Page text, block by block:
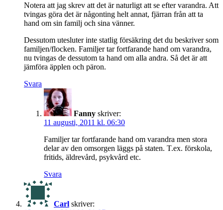
Notera att jag skrev att det är naturligt att se efter varandra. Att
tvingas göra det är någonting helt annat, fjärran från att ta
hand om sin familj och sina vänner.
Dessutom utesluter inte statlig försäkring det du beskriver som
familjen/flocken. Familjer tar fortfarande hand om varandra,
nu tvingas de dessutom ta hand om alla andra. Så det är att
jämföra äpplen och päron.
Svara
Fanny skriver:
11 augusti, 2011 kl. 06:30
Familjer tar fortfarande hand om varandra men stora
delar av den omsorgen läggs på staten. T.ex. förskola,
fritids, äldrevård, psykvård etc.
Svara
Carl skriver: